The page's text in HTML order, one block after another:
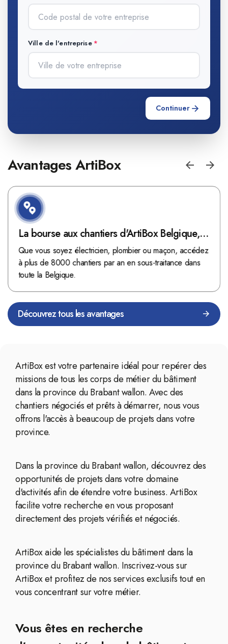
Ville de l'entreprise
Continuer
Avantages ArtiBox
La bourse aux chantiers d'ArtiBox Belgique,
véritable mine d'or !
Que vous soyez électricien, plombier ou maçon, accédez
à plus de 8000 chantiers par an en sous-traitance dans
toute la Belgique.
Découvrez tous les avantages
ArtiBox est votre partenaire idéal pour repérer des
missions de tous les corps de métier du bâtiment
dans la province du Brabant wallon. Avec des
chantiers négociés et prêts à démarrer, nous vous
offrons l'accès à beaucoup de projets dans votre
province.
Dans la province du Brabant wallon, découvrez des
opportunités de projets dans votre domaine
d'activités afin de étendre votre business. ArtiBox
facilite votre recherche en vous proposant
directement des projets vérifiés et négociés.
ArtiBox aide les spécialistes du bâtiment dans la
province du Brabant wallon. Inscrivez-vous sur
ArtiBox et profitez de nos services exclusifs tout en
vous concentrant sur votre métier.
Vous êtes en recherche